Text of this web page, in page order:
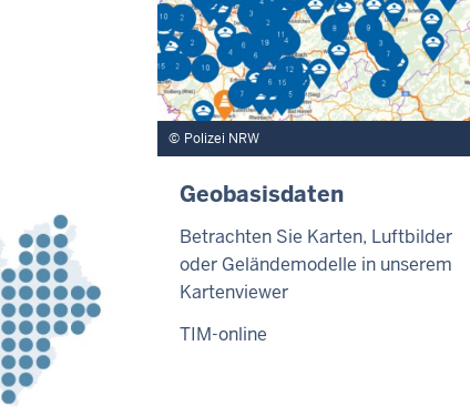
Polizei NRW
Geobasisdaten
Betrachten Sie Karten, Luftbilder
oder Geländemodelle in unserem
Kartenviewer
TIM-online